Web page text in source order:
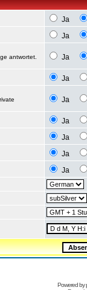
Ja
Ja
antwortet.
Ja
Ja
Ja
Ja
Ja
Ja
Ja
Powered by